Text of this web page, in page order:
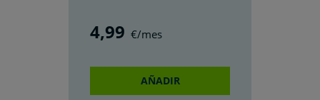
4,99 €/mes
AÑADIR